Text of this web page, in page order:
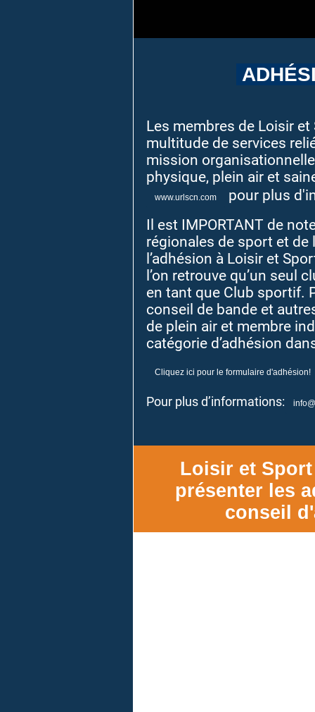
Les membres de Loisir
multitude de services
mission
physique, plein air et
www.urlscn.com
pour plus
Il est IMPORTANT de
régionales de sport et
l’adhésion à Loisir et
l’on retrouve qu’un seul
en tant que Club sportif.
conseil de bande et
de plein air et membre
catégorie d’adhésion
Cliquez ici pour le formulaire d'adhésion!
Pour plus d’informations:
Loisir et
présenter les
conseil